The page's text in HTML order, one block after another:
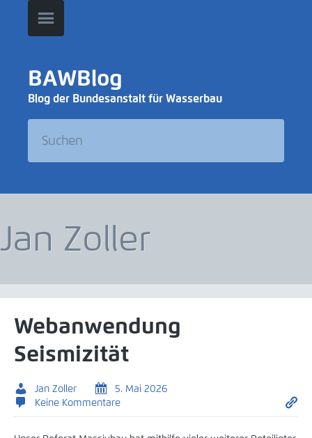
BAWBlog
Blog der Bundesanstalt für Wasserbau
Jan Zoller
Webanwendung
Seismizität
Jan Zoller
5. Mai 2026
Keine Kommentare